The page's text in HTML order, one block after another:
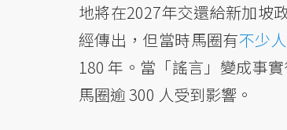
地將在2027年交還給新加坡
經傳出，但當時馬圈有不少
180 年。當「謠言」變成事
馬圈逾 300 人受到影響。